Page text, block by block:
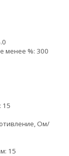
менее %: 300
15
Ом/
15